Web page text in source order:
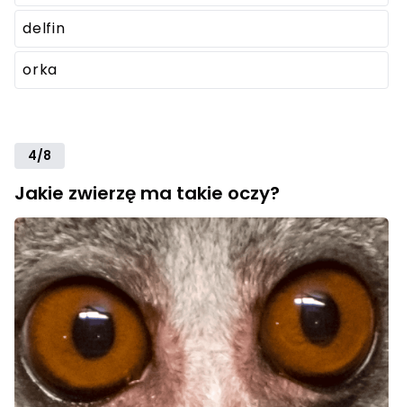
delfin
orka
4/8
Jakie zwierzę ma takie oczy?